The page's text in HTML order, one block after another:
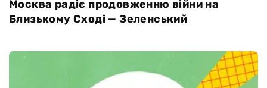
Москва радіє продовженню війни на
Близькому Сході — Зеленський